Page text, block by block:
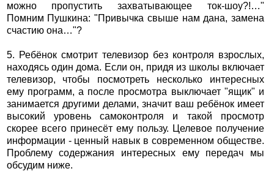
можно пропустить захватывающее ток-шоу?!…"
Помним Пушкина: "Привычка свыше нам дана, замена
счастию она…"?
5. Ребёнок смотрит телевизор без контроля взрослых,
находясь один дома. Если он, придя из школы включает
телевизор, чтобы посмотреть несколько интересных
ему программ, а после просмотра выключает "ящик" и
занимается другими делами, значит ваш ребёнок имеет
высокий уровень самоконтроля и такой просмотр
скорее всего принесёт ему пользу. Целевое получение
информации - ценный навык в современном обществе.
Проблему содержания интересных ему передач мы
обсудим ниже.